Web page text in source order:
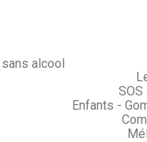
alcool
Enfants -